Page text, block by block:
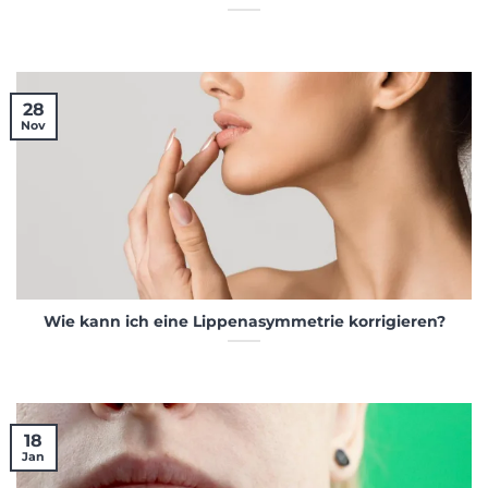
Wie kann ich eine Lippenasymmetrie korrigieren?
28
Nov
18
Jan